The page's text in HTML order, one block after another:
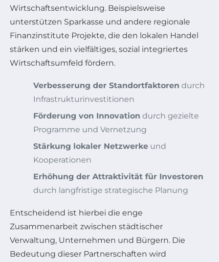
Wirtschaftsentwicklung. Beispielsweise
unterstützen Sparkasse und andere regionale
Finanzinstitute Projekte, die den lokalen Handel
stärken und ein vielfältiges, sozial integriertes
Wirtschaftsumfeld fördern.
Verbesserung der Standortfaktoren durch
Infrastrukturinvestitionen
Förderung von Innovation durch gezielte
Programme und Vernetzung
Stärkung lokaler Netzwerke und
Kooperationen
Erhöhung der Attraktivität für Investoren
durch langfristige strategische Planung
Entscheidend ist hierbei die enge
Zusammenarbeit zwischen städtischer
Verwaltung, Unternehmen und Bürgern. Die
Bedeutung dieser Partnerschaften wird